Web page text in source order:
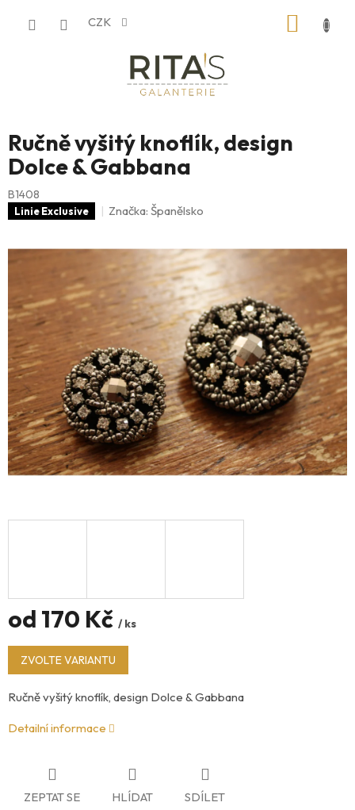
CZK
Ručně vyšitý knoflík, design
Dolce & Gabbana
B1408
Linie Exclusive Značka:Španělsko
od 170 Kč / ks
Měrná
cena:
ZVOLTE VARIANTU
Ručně vyšitý knoflík, design Dolce & Gabbana
Detailní informace
ZEPTAT SE HLÍDAT SDÍLET